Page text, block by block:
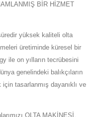
BİR HİZMET
yüksek kaliteli olta
üretiminde küresel bir
ile on yılların tecrübesini
genelindeki balıkçıların
için tasarlanmış dayanıklı ve
OLTA MAKİNESİ ,